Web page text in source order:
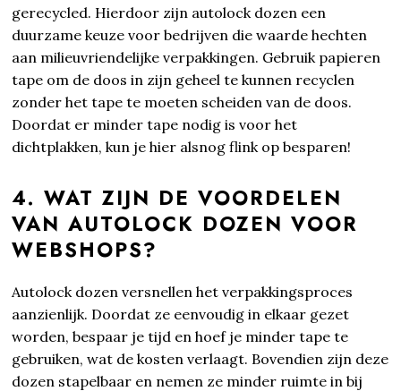
gerecycled. Hierdoor zijn autolock dozen een
duurzame keuze voor bedrijven die waarde hechten
aan milieuvriendelijke verpakkingen. Gebruik papieren
tape om de doos in zijn geheel te kunnen recyclen
zonder het tape te moeten scheiden van de doos.
Doordat er minder tape nodig is voor het
dichtplakken, kun je hier alsnog flink op besparen!
4. WAT ZIJN DE VOORDELEN
VAN AUTOLOCK DOZEN VOOR
WEBSHOPS?
Autolock dozen versnellen het verpakkingsproces
aanzienlijk. Doordat ze eenvoudig in elkaar gezet
worden, bespaar je tijd en hoef je minder tape te
gebruiken, wat de kosten verlaagt. Bovendien zijn deze
dozen stapelbaar en nemen ze minder ruimte in bij